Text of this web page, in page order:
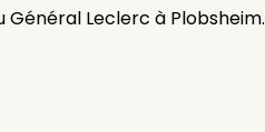
Général Leclerc à Plobsheim.